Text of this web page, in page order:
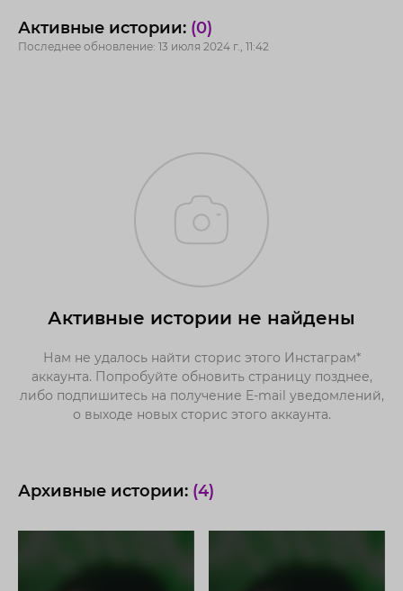
Активные истории: (0)
Последнее обновление: 13 июля 2024 г., 11:42
Активные истории не найдены
Нам не удалось найти сторис этого Инстаграм*
аккаунта. Попробуйте обновить страницу позднее,
либо подпишитесь на получение E-mail уведомлений,
о выходе новых сторис этого аккаунта.
Архивные истории: (4)